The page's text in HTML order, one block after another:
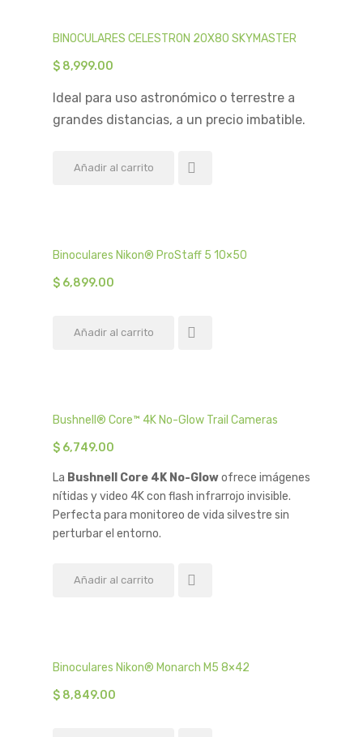
BINOCULARES CELESTRON 20X80 SKYMASTER
$ 8,999.00
Ideal para uso astronómico o terrestre a
grandes distancias, a un precio imbatible.
Añadir al carrito
Binoculares Nikon® ProStaff 5 10×50
$ 6,899.00
Añadir al carrito
Bushnell® Core™ 4K No-Glow Trail Cameras
$ 6,749.00
La Bushnell Core 4K No-Glowofrece imágenes
nítidas y video 4K con flash infrarrojo invisible.
Perfecta para monitoreo de vida silvestre sin
perturbar el entorno.
Añadir al carrito
Binoculares Nikon® Monarch M5 8×42
$ 8,849.00